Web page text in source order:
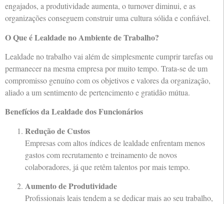
engajados, a produtividade aumenta, o turnover diminui, e as
organizações conseguem construir uma cultura sólida e confiável.
O Que é Lealdade no Ambiente de Trabalho?
Lealdade no trabalho vai além de simplesmente cumprir tarefas ou
permanecer na mesma empresa por muito tempo. Trata-se de um
compromisso genuíno com os objetivos e valores da organização,
aliado a um sentimento de pertencimento e gratidão mútua.
Benefícios da Lealdade dos Funcionários
Redução de Custos
Empresas com altos índices de lealdade enfrentam menos
gastos com recrutamento e treinamento de novos
colaboradores, já que retêm talentos por mais tempo.
Aumento de Produtividade
Profissionais leais tendem a se dedicar mais ao seu trabalho,